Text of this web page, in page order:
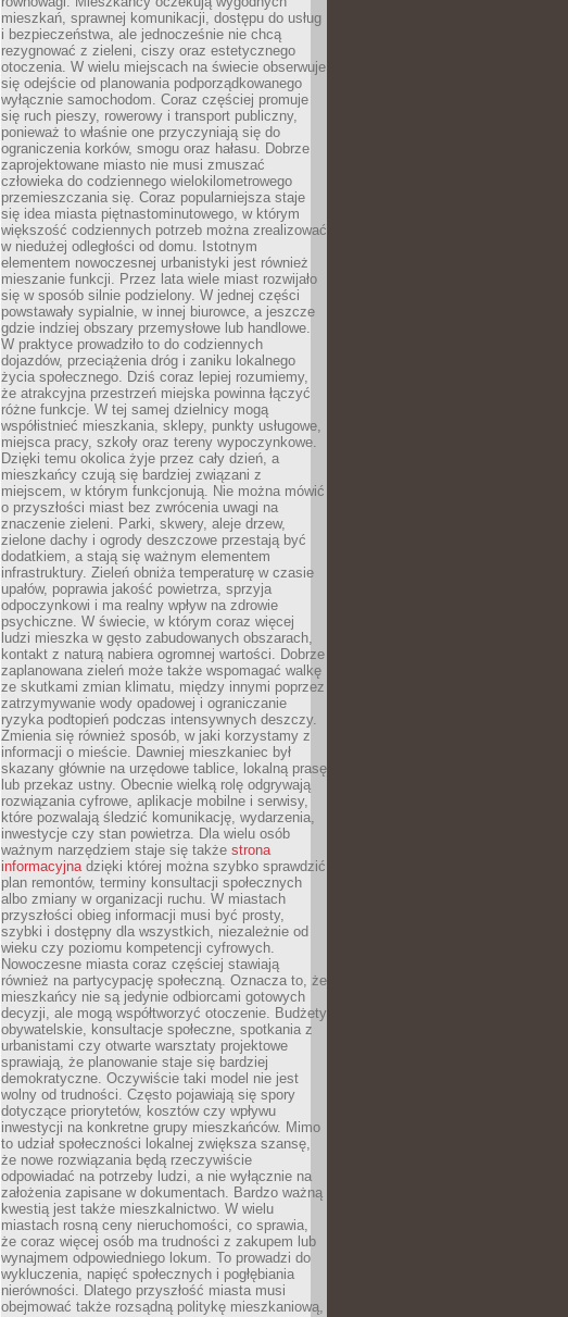
mieszkań, sprawnej komunikacji, dostępu do usług
i bezpieczeństwa, ale jednocześnie nie chcą
rezygnować z zieleni, ciszy oraz estetycznego
otoczenia. W wielu miejscach na świecie obserwuje
się odejście od planowania podporządkowanego
wyłącznie samochodom. Coraz częściej promuje
się ruch pieszy, rowerowy i transport publiczny,
ponieważ to właśnie one przyczyniają się do
ograniczenia korków, smogu oraz hałasu. Dobrze
zaprojektowane miasto nie musi zmuszać
człowieka do codziennego wielokilometrowego
przemieszczania się. Coraz popularniejsza staje
się idea miasta piętnastominutowego, w którym
większość codziennych potrzeb można zrealizować
w niedużej odległości od domu. Istotnym
elementem nowoczesnej urbanistyki jest również
mieszanie funkcji. Przez lata wiele miast rozwijało
się w sposób silnie podzielony. W jednej części
powstawały sypialnie, w innej biurowce, a jeszcze
gdzie indziej obszary przemysłowe lub handlowe.
W praktyce prowadziło to do codziennych
dojazdów, przeciążenia dróg i zaniku lokalnego
życia społecznego. Dziś coraz lepiej rozumiemy,
że atrakcyjna przestrzeń miejska powinna łączyć
różne funkcje. W tej samej dzielnicy mogą
współistnieć mieszkania, sklepy, punkty usługowe,
miejsca pracy, szkoły oraz tereny wypoczynkowe.
Dzięki temu okolica żyje przez cały dzień, a
mieszkańcy czują się bardziej związani z
miejscem, w którym funkcjonują. Nie można mówić
o przyszłości miast bez zwrócenia uwagi na
znaczenie zieleni. Parki, skwery, aleje drzew,
zielone dachy i ogrody deszczowe przestają być
dodatkiem, a stają się ważnym elementem
infrastruktury. Zieleń obniża temperaturę w czasie
upałów, poprawia jakość powietrza, sprzyja
odpoczynkowi i ma realny wpływ na zdrowie
psychiczne. W świecie, w którym coraz więcej
ludzi mieszka w gęsto zabudowanych obszarach,
kontakt z naturą nabiera ogromnej wartości. Dobrze
zaplanowana zieleń może także wspomagać walkę
ze skutkami zmian klimatu, między innymi poprzez
zatrzymywanie wody opadowej i ograniczanie
ryzyka podtopień podczas intensywnych deszczy.
Zmienia się również sposób, w jaki korzystamy z
informacji o mieście. Dawniej mieszkaniec był
skazany głównie na urzędowe tablice, lokalną prasę
lub przekaz ustny. Obecnie wielką rolę odgrywają
rozwiązania cyfrowe, aplikacje mobilne i serwisy,
które pozwalają śledzić komunikację, wydarzenia,
inwestycje czy stan powietrza. Dla wielu osób
ważnym narzędziem staje się także strona
informacyjnadzięki której można szybko sprawdzić
plan remontów, terminy konsultacji społecznych
albo zmiany w organizacji ruchu. W miastach
przyszłości obieg informacji musi być prosty,
szybki i dostępny dla wszystkich, niezależnie od
wieku czy poziomu kompetencji cyfrowych.
Nowoczesne miasta coraz częściej stawiają
również na partycypację społeczną. Oznacza to, że
mieszkańcy nie są jedynie odbiorcami gotowych
decyzji, ale mogą współtworzyć otoczenie. Budżety
obywatelskie, konsultacje społeczne, spotkania z
urbanistami czy otwarte warsztaty projektowe
sprawiają, że planowanie staje się bardziej
demokratyczne. Oczywiście taki model nie jest
wolny od trudności. Często pojawiają się spory
dotyczące priorytetów, kosztów czy wpływu
inwestycji na konkretne grupy mieszkańców. Mimo
to udział społeczności lokalnej zwiększa szansę,
że nowe rozwiązania będą rzeczywiście
odpowiadać na potrzeby ludzi, a nie wyłącznie na
założenia zapisane w dokumentach. Bardzo ważną
kwestią jest także mieszkalnictwo. W wielu
miastach rosną ceny nieruchomości, co sprawia,
że coraz więcej osób ma trudności z zakupem lub
wynajmem odpowiedniego lokum. To prowadzi do
wykluczenia, napięć społecznych i pogłębiania
nierówności. Dlatego przyszłość miasta musi
obejmować także rozsądną politykę mieszkaniową,